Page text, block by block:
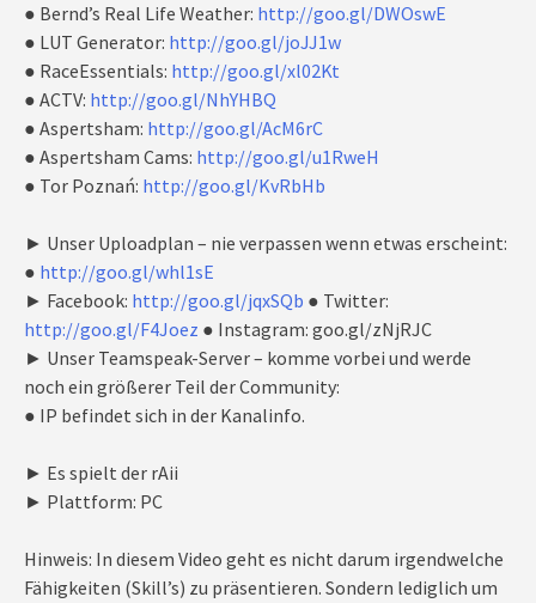
● Bernd’s Real Life Weather: http://goo.gl/DWOswE
● LUT Generator: http://goo.gl/joJJ1w
● RaceEssentials: http://goo.gl/xl02Kt
● ACTV: http://goo.gl/NhYHBQ
● Aspertsham: http://goo.gl/AcM6rC
● Aspertsham Cams: http://goo.gl/u1RweH
● Tor Poznań: http://goo.gl/KvRbHb
► Unser Uploadplan – nie verpassen wenn etwas erscheint:
● http://goo.gl/whl1sE
► Facebook: http://goo.gl/jqxSQb ● Twitter:
http://goo.gl/F4Joez ● Instagram: goo.gl/zNjRJC
► Unser Teamspeak-Server – komme vorbei und werde
noch ein größerer Teil der Community:
● IP befindet sich in der Kanalinfo.
► Es spielt der rAii
► Plattform: PC
Hinweis: In diesem Video geht es nicht darum irgendwelche
Fähigkeiten (Skill’s) zu präsentieren. Sondern lediglich um